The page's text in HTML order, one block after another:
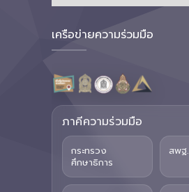
เครือข่ายความร่วมมือ
ภาคีความร่วมมือ
กระทรวง
ศึกษาธิการ
สพฐ.